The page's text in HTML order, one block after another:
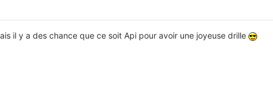
il y a des chance que ce soit Api pour avoir une joyeuse drille